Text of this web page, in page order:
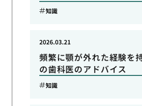
知識
頻繁に顎が外れた経験を
の歯科医のアドバイス
2026.03.21
知識